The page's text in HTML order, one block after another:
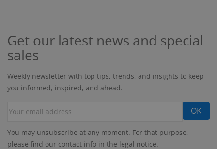
Get our latest news and special
sales
Weekly newsletter with top tips, trends, and insights to keep
you informed, inspired, and ahead.
You may unsubscribe at any moment. For that purpose,
please find our contact info in the legal notice.